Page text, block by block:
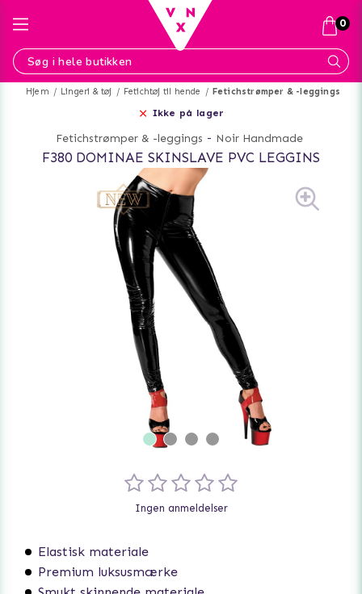
Hjem Lingeri & tøj Fetichtøj til hende Fetichstrømper & -leggings
Ikke på lager
Fetichstrømper & -leggings - Noir Handmade
F380 DOMINAE SKINSLAVE PVC LEGGINS
Elastisk materiale
Premium luksusmærke
Ingen anmeldelser
0